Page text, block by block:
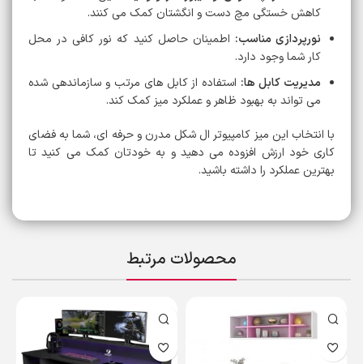
کاهش خستگی مچ دست و انگشتان کمک می کنند.
نورپردازی مناسب: اطمینان حاصل کنید که نور کافی در محل
کار شما وجود دارد.
مدیریت کابل ها: استفاده از کابل های مرتب و سازماندهی شده
می تواند به بهبود ظاهر و عملکرد میز کمک کند.
با انتخاب این میز کامپیوتر ال شکل مدرن و حرفه ای، شما به فضای
کاری خود ارزش افزوده می دهید و به خودتان کمک می کنید تا
بهترین عملکرد را داشته باشید.
محصولات مرتبط